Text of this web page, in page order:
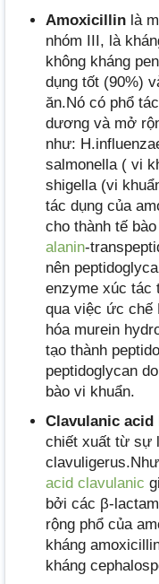
Amoxicillin là
nhóm III, là
không kháng
dụng tốt (90%)
ăn.Nó có phổ
dương và mở
như:
salmonella ( vi
shigella (vi
tác dụng của
cho thành tế
alanin-
nên
enzyme xúc tác
qua việc ức chế
hóa murein
tạo thành
peptidoglycan
bào vi khuẩn.
Clavulanic acid
chiết xuất từ sự
acid clavulanic
bởi các β-
rộng phổ của
kháng
kháng